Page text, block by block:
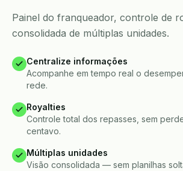
Painel do franqueador, controle de
consolidada de múltiplas unidades.
Centralize informações
Acompanhe em tempo real o
rede.
Royalties
Controle total dos repasses, sem
centavo.
Múltiplas unidades
Visão consolidada — sem planilhas